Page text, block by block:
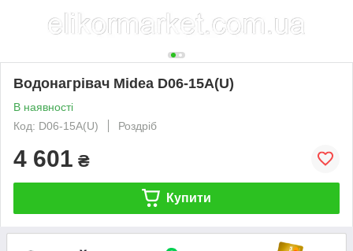
Водонагрівач Midea D06-15A(U)
В наявності
Код: D06-15A(U)
Роздріб
4 601 ₴
Купити